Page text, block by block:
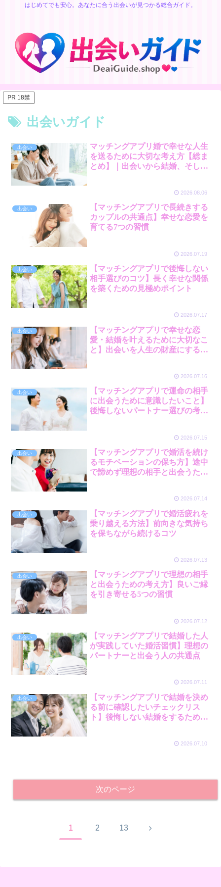
はじめてでも安心。あなたに合う出会いが見つかる総合ガイド。
PR 18禁
出会いガイド
出会い
マッチングアプリ婚で幸せな人生
を送るために大切な考え方【総ま
とめ】｜出会いから結婚、そして
2026.08.06
出会い
【マッチングアプリで長続きする
カップルの共通点】幸せな恋愛を
育てる7つの習慣
2026.07.19
出会い
【マッチングアプリで後悔しない
相手選びのコツ】長く幸せな関係
を築くための見極めポイント
2026.07.17
出会い
【マッチングアプリで幸せな恋
愛・結婚を叶えるために大切なこ
と】出会いを人生の財産にする考
2026.07.16
出会い
【マッチングアプリで運命の相手
に出会うために意識したいこと】
後悔しないパートナー選びの考え
2026.07.15
出会い
【マッチングアプリで婚活を続け
るモチベーションの保ち方】途中
で諦めず理想の相手と出会うため
2026.07.14
出会い
【マッチングアプリで婚活疲れを
乗り越える方法】前向きな気持ち
を保ちながら続けるコツ
2026.07.13
出会い
【マッチングアプリで理想の相手
と出会うための考え方】良いご縁
を引き寄せる5つの習慣
2026.07.12
出会い
【マッチングアプリで結婚した人
が実践していた婚活習慣】理想の
パートナーと出会う人の共通点
2026.07.11
出会い
【マッチングアプリで結婚を決め
る前に確認したいチェックリス
ト】後悔しない結婚をするための
2026.07.10
次のページ
1 2 13 次